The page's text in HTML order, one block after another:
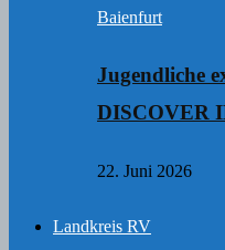
Baienfurt
Jugendliche
DISCOVER
22. Juni 2026
Landkreis RV